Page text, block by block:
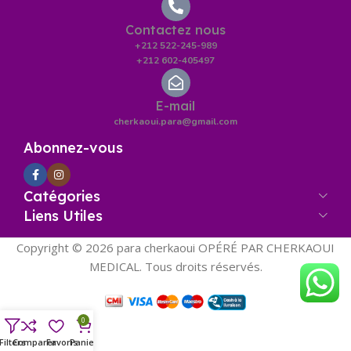
Contactez nous
+212 522-245-989
+212 602-405497
E-mail
cherkaoui.para@gmail.com
Abonnez-vous
Catégories
Liens Utiles
Copyright © 2026 para cherkaoui OPÉRÉ PAR CHERKAOUI
MEDICAL. Tous droits réservés.
Comparer
0
Panier